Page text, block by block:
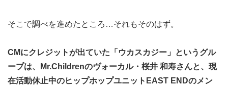
そこで調べを進めたところ…それもそのはず。
CMにクレジットが出ていた「ウカスカジー」というグル
ープは、Mr.Childrenのヴォーカル・桜井 和寿さんと、現
在活動休止中のヒップホップユニットEAST ENDのメン